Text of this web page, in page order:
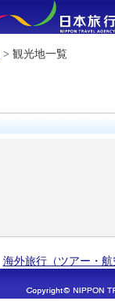
> 観光地一覧
海外旅行（ツアー・航